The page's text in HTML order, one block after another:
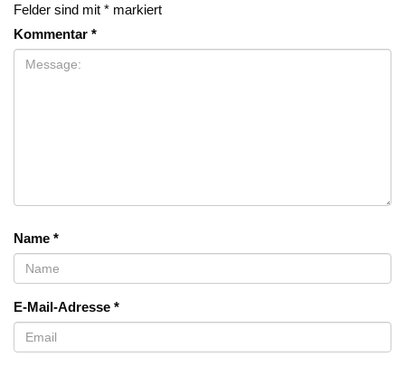
Felder sind mit * markiert
Kommentar *
Name *
E-Mail-Adresse *